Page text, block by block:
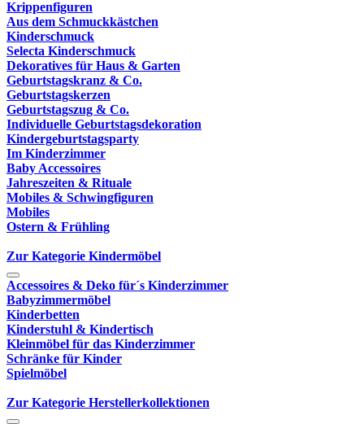
Krippenfiguren
Aus dem Schmuckkästchen
Kinderschmuck
Selecta Kinderschmuck
Dekoratives für Haus & Garten
Geburtstagskranz & Co.
Geburtstagskerzen
Geburtstagszug & Co.
Individuelle Geburtstagsdekoration
Kindergeburtstagsparty
Im Kinderzimmer
Baby Accessoires
Jahreszeiten & Rituale
Mobiles & Schwingfiguren
Mobiles
Ostern & Frühling
Zur Kategorie Kindermöbel
Accessoires & Deko für´s Kinderzimmer
Babyzimmermöbel
Kinderbetten
Kinderstuhl & Kindertisch
Kleinmöbel für das Kinderzimmer
Schränke für Kinder
Spielmöbel
Zur Kategorie Herstellerkollektionen